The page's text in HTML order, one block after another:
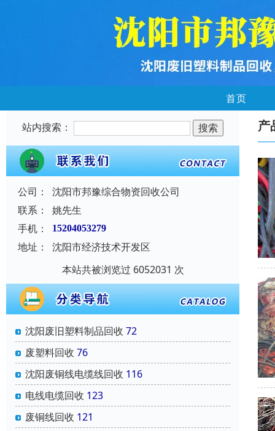
首页
站内搜索：
公司：
沈阳市邦豫综合物资回收公司
联系：
姚先生
手机：
15204053279
地址：
沈阳市经济技术开发区
本站共被浏览过 6052031 次
沈阳废旧塑料制品回收 72
废塑料回收 76
沈阳废铜线电缆线回收 116
电线电缆回收 123
废铜线回收 121
产